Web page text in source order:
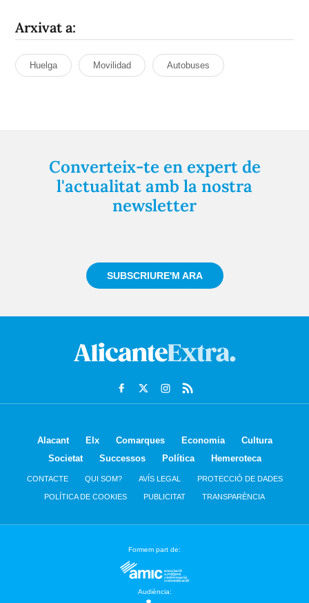
Arxivat a:
Huelga Movilidad Autobuses
Converteix-te en expert de
l'actualitat amb la nostra
newsletter
SUBSCRIURE'M ARA
Alacant Elx Comarques Economia
Cultura
Societat
Successos Política Hemeroteca
CONTACTE QUI SOM? AVÍS LEGAL PROTECCIÓ DE DADES
POLÍTICA DE COOKIES PUBLICITAT TRANSPARÈNCIA
Formem part de:
Audiència: